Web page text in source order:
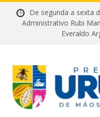
De segunda a
Administrativo Rubi
Everaldo